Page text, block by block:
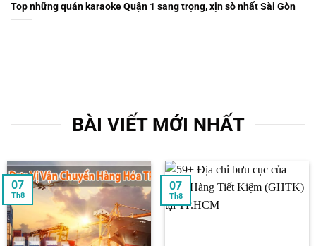
Top những quán karaoke Quận 1 sang trọng, xịn sò nhất Sài Gòn
BÀI VIẾT MỚI NHẤT
07
Th8
07
Th8